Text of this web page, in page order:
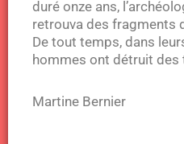
duré onze ans,
retrouva des fragments
De tout temps, dans
hommes ont détruit
Martine Bernier